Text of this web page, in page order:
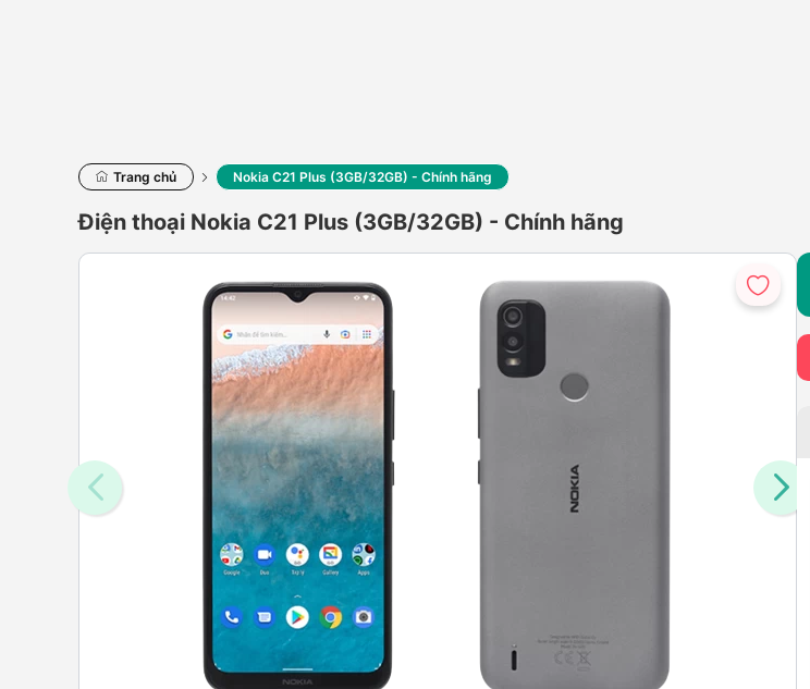
Trang chủ Nokia C21 Plus (3GB/32GB) - Chính hãng
Điện thoại Nokia C21 Plus (3GB/32GB) - Chính hãng